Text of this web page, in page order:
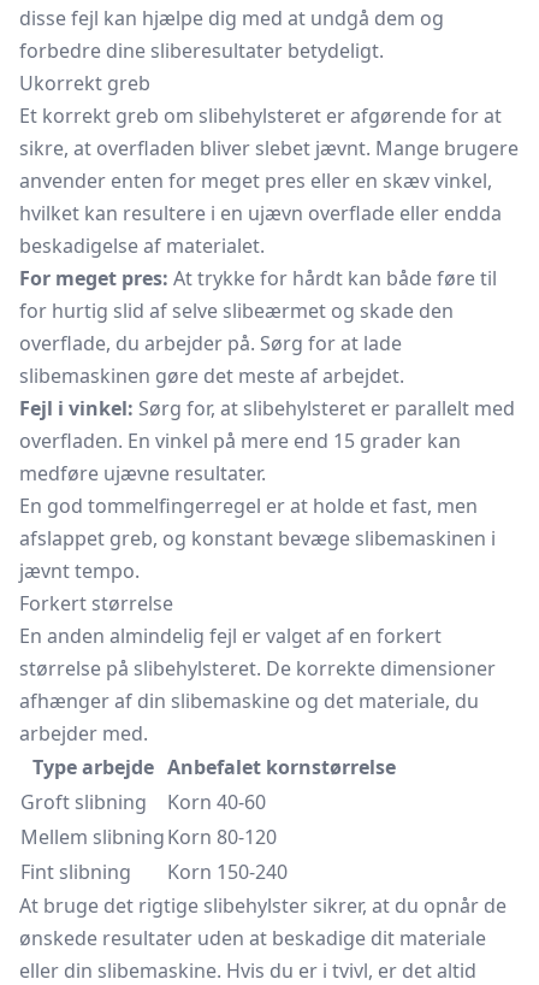
disse fejl kan hjælpe dig med at undgå dem og
forbedre dine sliberesultater betydeligt.
Ukorrekt greb
Et korrekt greb om slibehylsteret er afgørende for at
sikre, at overfladen bliver slebet jævnt. Mange brugere
anvender enten for meget pres eller en skæv vinkel,
hvilket kan resultere i en ujævn overflade eller endda
beskadigelse af materialet.
For meget pres: At trykke for hårdt kan både føre til
for hurtig slid af selve slibeærmet og skade den
overflade, du arbejder på. Sørg for at lade
slibemaskinen gøre det meste af arbejdet.
Fejl i vinkel: Sørg for, at slibehylsteret er parallelt med
overfladen. En vinkel på mere end 15 grader kan
medføre ujævne resultater.
En god tommelfingerregel er at holde et fast, men
afslappet greb, og konstant bevæge slibemaskinen i
jævnt tempo.
Forkert størrelse
En anden almindelig fejl er valget af en forkert
størrelse på slibehylsteret. De korrekte dimensioner
afhænger af din slibemaskine og det materiale, du
arbejder med.
Type arbejde Anbefalet kornstørrelse
Groft slibning
Korn 40-60
Mellem slibningKorn 80-120
Fint slibning
Korn 150-240
At bruge det rigtige slibehylster sikrer, at du opnår de
ønskede resultater uden at beskadige dit materiale
eller din slibemaskine. Hvis du er i tvivl, er det altid